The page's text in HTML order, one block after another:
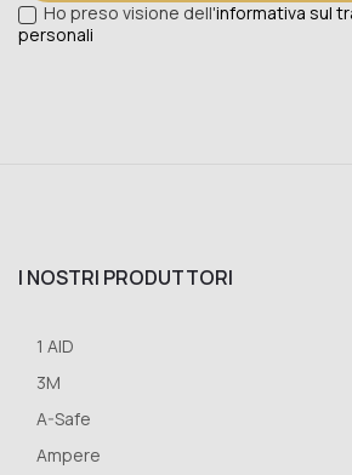
Ho preso visione dell'informativa sul
personali
I NOSTRI PRODUTTORI
1 AID
3M
A-Safe
Ampere